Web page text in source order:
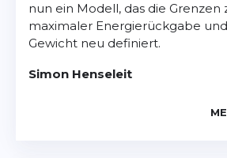
nun ein Modell, das die Grenzen
maximaler Energierückgabe
Gewicht neu definiert.
Simon Henseleit